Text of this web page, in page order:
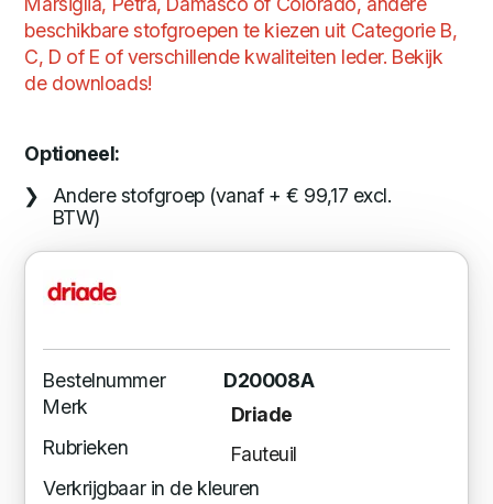
beschikbare stofgroepen te kiezen uit Categorie B,
C, D of E of verschillende kwaliteiten leder. Bekijk
de downloads!
Optioneel:
Andere stofgroep (vanaf + € 99,17 excl.
BTW)
Bestelnummer
D20008A
Merk
Driade
Rubrieken
Fauteuil
Verkrijgbaar in de kleuren